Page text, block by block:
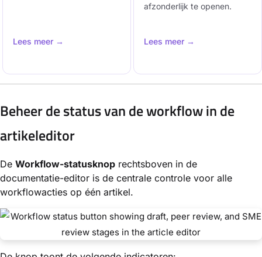
Lees meer →
afzonderlijk te openen.
Lees meer →
Beheer de status van de workflow in de
artikeleditor
De Workflow-statusknop rechtsboven in de
documentatie-editor is de centrale controle voor alle
workflowacties op één artikel.